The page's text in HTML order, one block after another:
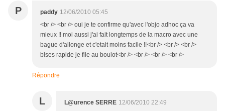
P paddy 12/06/2010 05:45
<br /> <br /> oui je te confirme qu'avec l'objo adhoc ça va
mieux !! moi aussi j'ai fait longtemps de la macro avec une
bague d'allonge et c'etait moins facile !!<br /> <br /> <br />
bises rapide je file au boulot<br /> <br /> <br /> <br />
Répondre
L L@urence SERRE 12/06/2010 22:49